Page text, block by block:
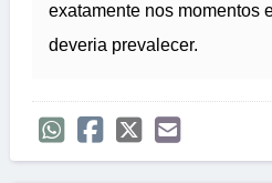
exatamente nos momentos
deveria prevalecer.